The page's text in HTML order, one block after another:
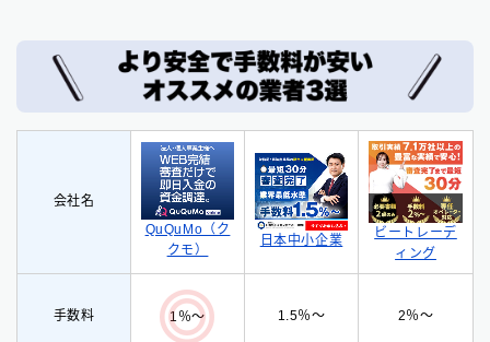
会社名
QuQuMo（ク
クモ）
日本中小企業
ビートレーデ
ィング
手数料 1％〜 1.5％〜 2％〜